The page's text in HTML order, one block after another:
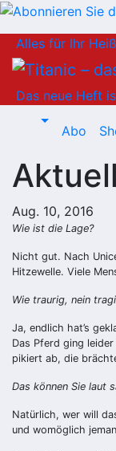
Inhalt
springen
Alles für Ihr
Das neue Heft
Abo
Aug. 10, 2016
Wie ist die Lage?
Nicht gut. Nach
Hitzewelle. Viele
Wie traurig, nein
Ja, endlich hat’s
Das Pferd ging
pikiert ab, die
Das können Sie laut
Natürlich, wer will
und womöglich